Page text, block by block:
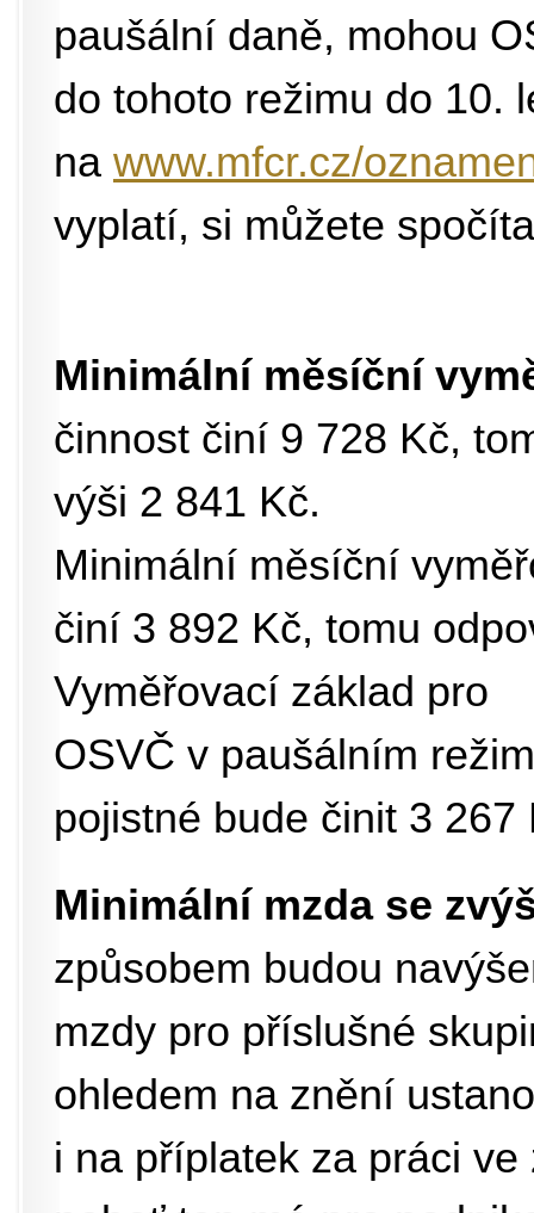
paušální daně, mohou
do tohoto režimu do 10.
na www.mfcr.cz/
vyplatí, si můžete
Minimální měsíční
činnost činí 9 728 Kč,
výši 2 841 Kč.
Minimální měsíční
činí 3 892 Kč, tomu
Vyměřovací základ pro
OSVČ v paušálním
pojistné bude činit 3 267
Minimální mzda se
způsobem budou
mzdy pro příslušné
ohledem na znění
i na příplatek za práci